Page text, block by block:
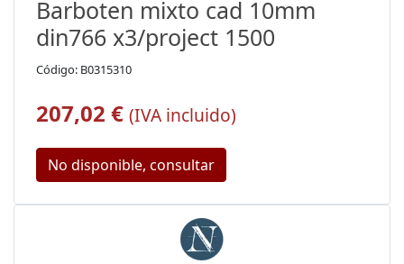
Barboten mixto cad 10mm
din766 x3/project 1500
Código: B0315310
207,02 € (IVA incluido)
No disponible, consultar